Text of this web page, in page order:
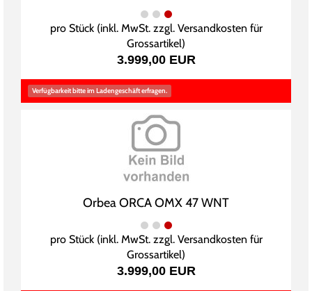
pro Stück (inkl. MwSt. zzgl. Versandkosten für
Grossartikel)
3.999,00 EUR
Verfügbarkeit bitte im Ladengeschäft erfragen.
Orbea ORCA OMX 47 WNT
pro Stück (inkl. MwSt. zzgl. Versandkosten für
Grossartikel)
3.999,00 EUR